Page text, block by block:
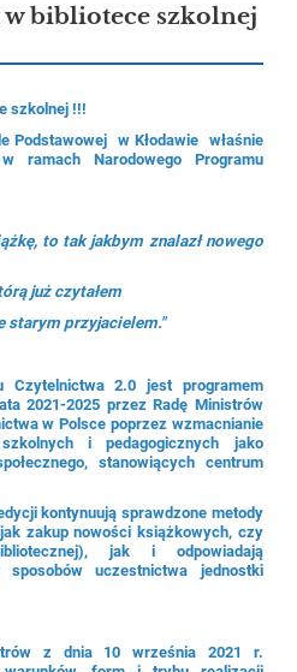
w bibliotece szkolnej
szkolnej !!!
Podstawowej w Kłodawie właśnie
ramach Narodowego Programu
to tak jakbym znalazł nowego
już czytałem
starym przyjacielem."
Czytelnictwa 2.0 jest programem
2021-2025 przez Radę Ministrów
w Polsce poprzez wzmacnianie
i pedagogicznych jako
stanowiących centrum
kontynuują sprawdzone metody
zakup nowości książkowych, czy
jak i odpowiadają
sposobów uczestnictwa jednostki
z dnia 10 września 2021 r.